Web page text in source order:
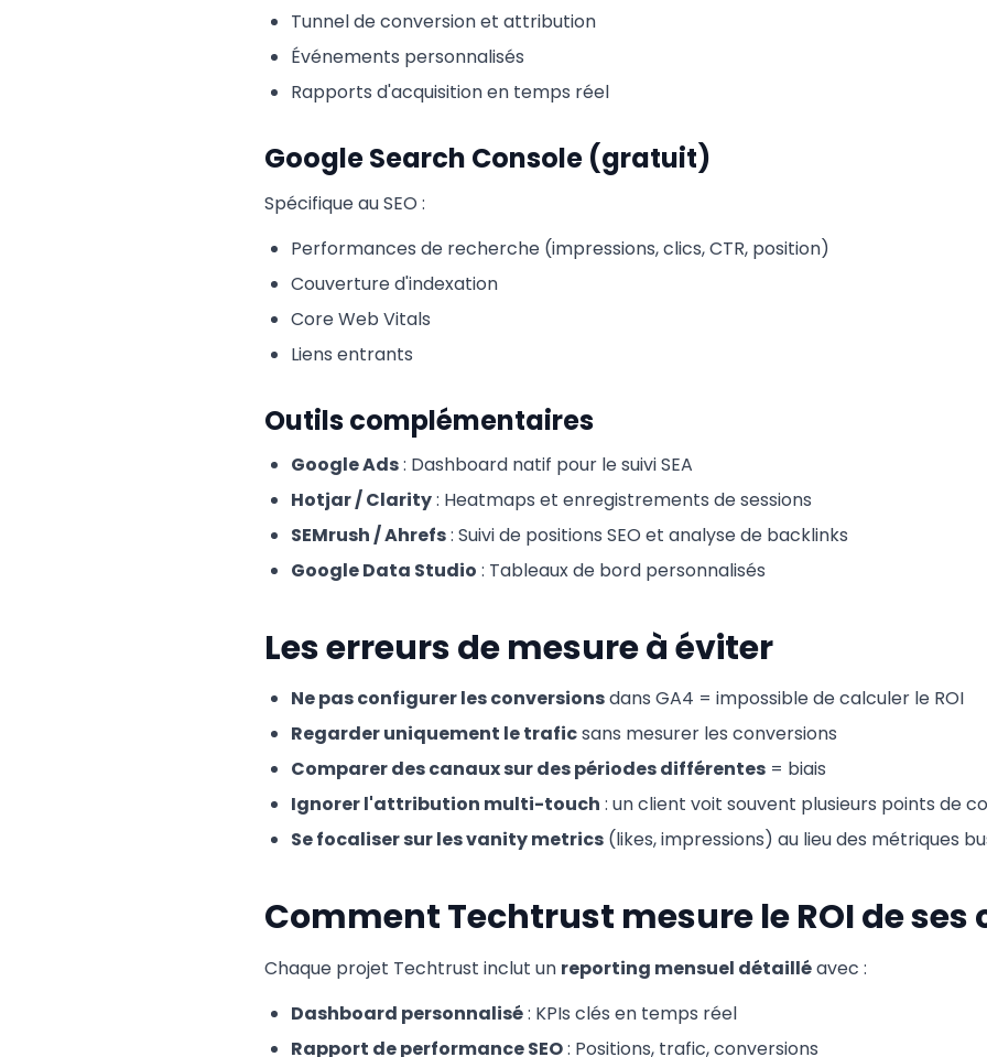
Tunnel de conversion et attribution
Événements personnalisés
Rapports d'acquisition en temps réel
Google Search Console (gratuit)
Spécifique au SEO :
Performances de recherche (impressions, clics, CTR, position)
Couverture d'indexation
Core Web Vitals
Liens entrants
Outils complémentaires
Google Ads: Dashboard natif pour le suivi SEA
Hotjar / Clarity: Heatmaps et enregistrements de sessions
SEMrush / Ahrefs: Suivi de positions SEO et analyse de backlinks
Google Data Studio : Tableaux de bord personnalisés
Les erreurs de mesure à éviter
Ne pas configurer les conversionsdans GA4 = impossible de calculer le ROI
Regarder uniquement le traficsans mesurer les conversions
Comparer des canaux sur des périodes différentes = biais
Ignorer l'attribution multi-touch : un client voit souvent plusieurs points de
Se focaliser sur les vanity metrics (likes, impressions) au lieu des métriques
Comment Techtrust mesure le ROI de ses
Chaque projet Techtrust inclut un reporting mensuel détailléavec :
Dashboard personnalisé: KPIs clés en temps réel
Rapport de performance SEO: Positions, trafic, conversions